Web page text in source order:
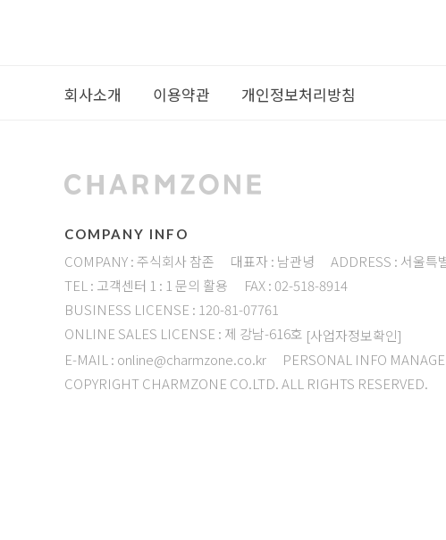
회사소개 이용약관 개인정보처리방침
COMPANY INFO
COMPANY : 주식회사 참존 대표자 : 남관녕
ADDRESS : 서울특
TEL : 고객센터 1 : 1 문의 활용
FAX : 02-518-8914
BUSINESS LICENSE : 120-81-07761
ONLINE SALES LICENSE : 제 강남-616호 [사업자정보확인]
E-MAIL : online@charmzone.co.kr
PERSONAL INFO
COPYRIGHT CHARMZONE CO.LTD. ALL RIGHTS RESERVED.